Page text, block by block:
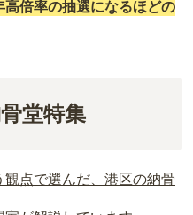
倍率の抽選になるほどの
堂特集
観点で選んだ、港区の納骨